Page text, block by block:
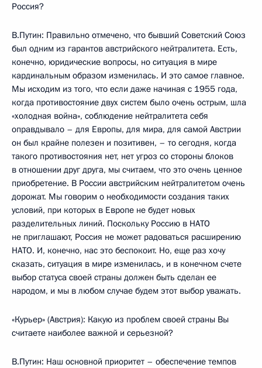
Россия?
В.Путин: Правильно отмечено, что бывший Советский Союз
был одним из гарантов австрийского нейтралитета. Есть,
конечно, юридические вопросы, но ситуация в мире
кардинальным образом изменилась. И это самое главное.
Мы исходим из того, что если даже начиная с 1955 года,
когда противостояние двух систем было очень острым, шла
«холодная война», соблюдение нейтралитета себя
оправдывало – для Европы, для мира, для самой Австрии
он был крайне полезен и позитивен, – то сегодня, когда
такого противостояния нет, нет угроз со стороны блоков
в отношении друг друга, мы считаем, что это очень ценное
приобретение. В России австрийским нейтралитетом очень
дорожат. Мы говорим о необходимости создания таких
условий, при которых в Европе не будет новых
разделительных линий. Поскольку Россию в НАТО
не приглашают, Россия не может радоваться расширению
НАТО. И, конечно, нас это беспокоит. Но, еще раз хочу
сказать, ситуация в мире изменилась, и в конечном счете
выбор статуса своей страны должен быть сделан ее
народом, и мы в любом случае будем этот выбор уважать.
«Курьер» (Австрия): Какую из проблем своей страны Вы
считаете наиболее важной и серьезной?
В.Путин: Наш основной приоритет – обеспечение темпов